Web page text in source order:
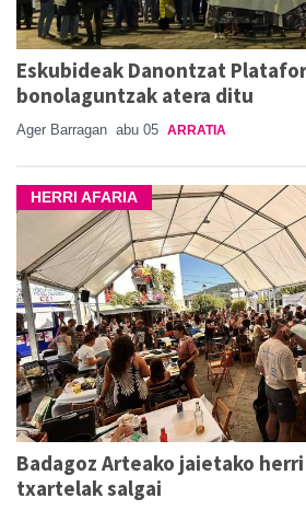
Eskubideak Danontzat
bonolaguntzak atera ditu
Ager Barragan abu 05 ARRATIA
HERRI AFARIA
Badagoz Arteako jaietako
txartelak salgai